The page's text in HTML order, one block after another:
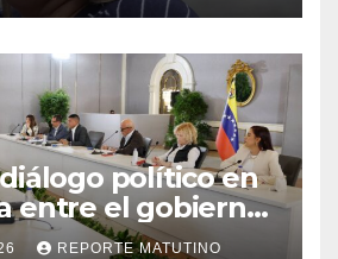
político en
entre el gobierno
REPORTE MATUTINO